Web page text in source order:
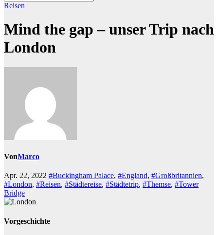
Reisen
Mind the gap – unser Trip nach
London
VonMarco
Apr. 22, 2022 #Buckingham Palace, #England, #Großbritannien,
#London, #Reisen, #Städtereise, #Städtetrip, #Themse, #Tower
Bridge
Vorgeschichte